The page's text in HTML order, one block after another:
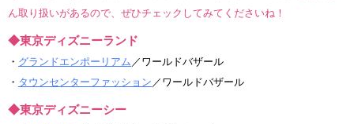
ん取り扱いがあるので、ぜひチェックしてみてくださいね！
◆東京ディズニーランド
・ グランドエンポーリアム ／ワールドバザール
・ タウンセンターファッション ／ワールドバザール
◆東京ディズニーシー